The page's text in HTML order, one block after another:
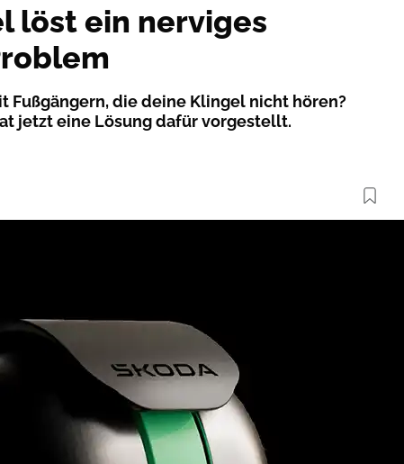
löst ein nerviges
Fußgängern, die deine Klingel nicht hören?
jetzt eine Lösung dafür vorgestellt.